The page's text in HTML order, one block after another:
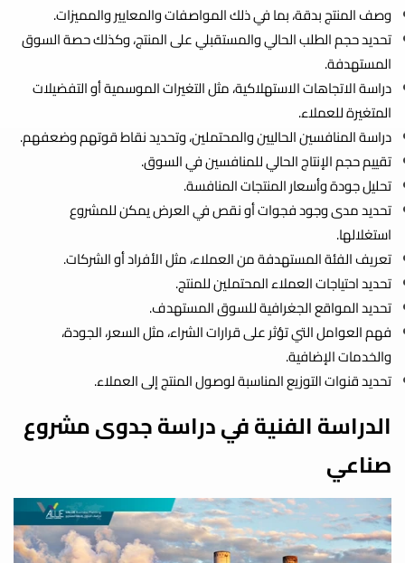
وصف المنتج بدقة، بما في ذلك المواصفات والمعايير والمميزات.
تحديد حجم الطلب الحالي والمستقبلي على المنتج، وكذلك حصة السوق
المستهدفة.
دراسة الاتجاهات الاستهلاكية، مثل التغيرات الموسمية أو التفضيلات
المتغيرة للعملاء.
دراسة المنافسين الحاليين والمحتملين، وتحديد نقاط قوتهم وضعفهم.
تقييم حجم الإنتاج الحالي للمنافسين في السوق.
تحليل جودة وأسعار المنتجات المنافسة.
تحديد مدى وجود فجوات أو نقص في العرض يمكن للمشروع
استغلالها.
تعريف الفئة المستهدفة من العملاء، مثل الأفراد أو الشركات.
تحديد احتياجات العملاء المحتملين للمنتج.
تحديد المواقع الجغرافية للسوق المستهدف.
فهم العوامل التي تؤثر على قرارات الشراء، مثل السعر، الجودة،
والخدمات الإضافية.
تحديد قنوات التوزيع المناسبة لوصول المنتج إلى العملاء.
الدراسة الفنية في دراسة جدوى مشروع
صناعي